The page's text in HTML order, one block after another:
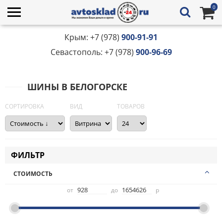
0
Крым: +7 (978) 900-91-91
Севастополь: +7 (978) 900-96-69
ШИНЫ В БЕЛОГОРСКЕ
СОРТИРОВКА ВИД ТОВАРОВ
ФИЛЬТР
СТОИМОСТЬ
от
до р